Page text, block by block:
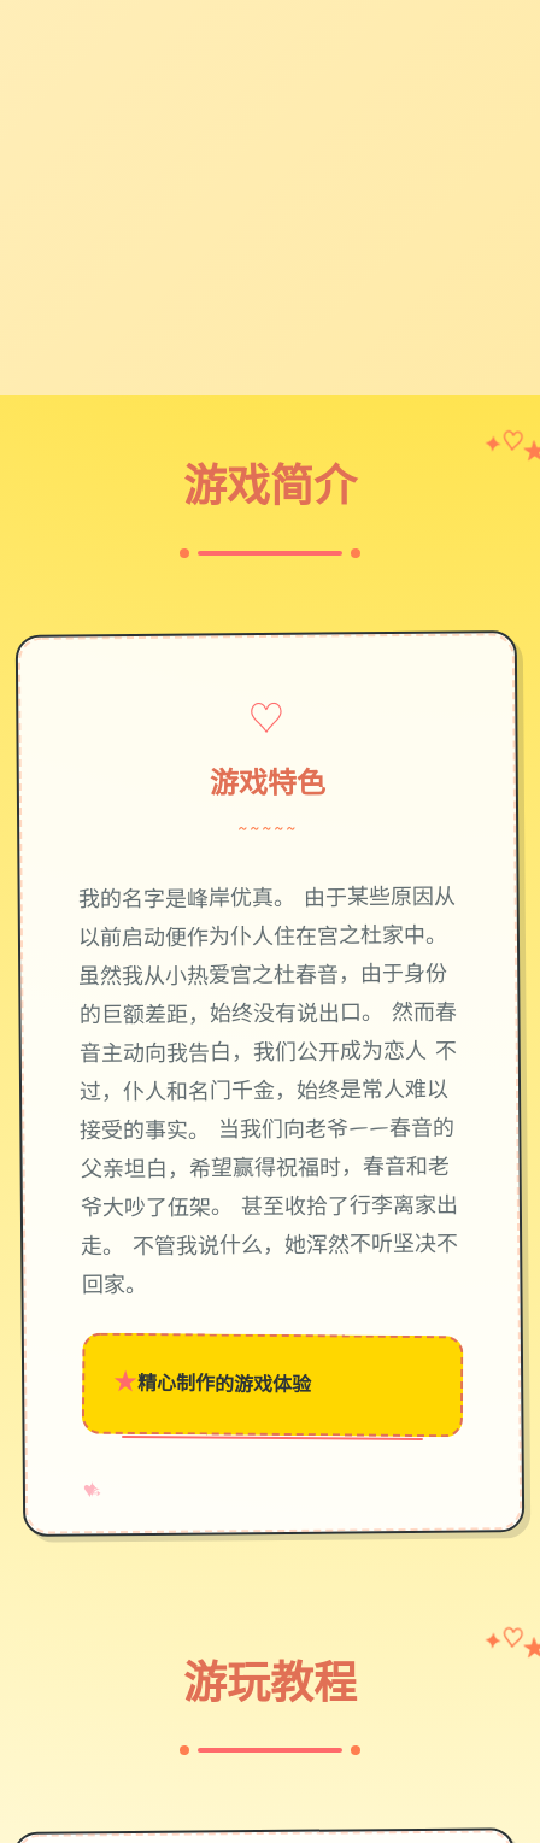
游戏简介
✦ ♡
♡
游戏特色
~~~~~
我的名字是峰岸优真。 由于某些原因从
以前启动便作为仆人住在宫之杜家中。
虽然我从小热爱宫之杜春音，由于身份
的巨额差距，始终没有说出口。 然而春
音主动向我告白，我们公开成为恋人 不
过，仆人和名门千金，始终是常人难以
接受的事实。 当我们向老爷——春音的
父亲坦白，希望赢得祝福时，春音和老
爷大吵了伍架。 甚至收拾了行李离家出
走。 不管我说什么，她浑然不听坚决不
回家。
★精心制作的游戏体验
♥
✧
→
游玩教程
✦ ♡